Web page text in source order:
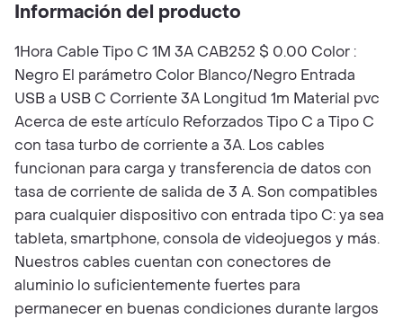
Información del producto
1Hora Cable Tipo C 1M 3A CAB252 $ 0.00 Color :
Negro El parámetro Color Blanco/Negro Entrada
USB a USB C Corriente 3A Longitud 1m Material pvc
Acerca de este artículo Reforzados Tipo C a Tipo C
con tasa turbo de corriente a 3A. Los cables
funcionan para carga y transferencia de datos con
tasa de corriente de salida de 3 A. Son compatibles
para cualquier dispositivo con entrada tipo C: ya sea
tableta, smartphone, consola de videojuegos y más.
Nuestros cables cuentan con conectores de
aluminio lo suficientemente fuertes para
permanecer en buenas condiciones durante largos